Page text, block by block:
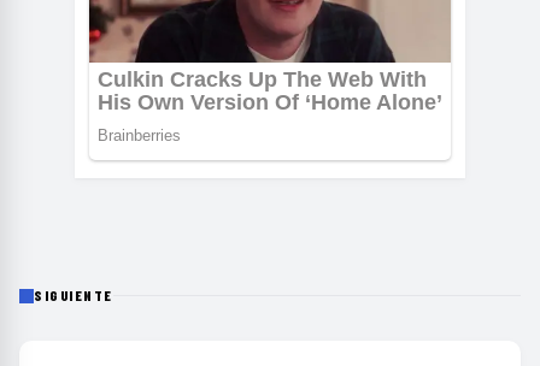
SIGUIENTE